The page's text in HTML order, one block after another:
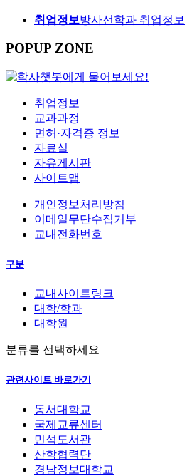
취업정보방사선학과 취업정보
POPUP ZONE
취업정보
교과과정
면허·자격증 정보
자료실
자유게시판
사이트맵
개인정보처리방침
이메일무단수집거부
교내전화번호
구분
교내사이트링크
대학/학과
대학원
분류를 선택하세요
관련사이트 바로가기
동서대학교
국제교류센터
민석도서관
산학협력단
경남정보대학교